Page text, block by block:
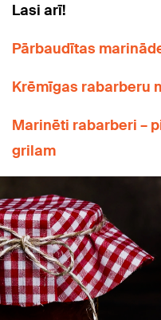
Lasi arī!
Pārbaudītas
Krēmīgas rabarberu
Marinēti rabarberi –
grilam